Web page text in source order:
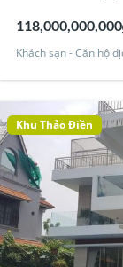
Khách sạn - Căn hộ
Khu Thảo Điền